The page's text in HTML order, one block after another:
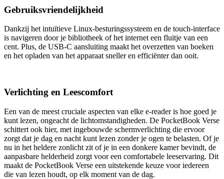
Gebruiksvriendelijkheid
Dankzij het intuïtieve Linux-besturingssysteem en de touch-interface
is navigeren door je bibliotheek of het internet een fluitje van een
cent. Plus, de USB-C aansluiting maakt het overzetten van boeken
en het opladen van het apparaat sneller en efficiënter dan ooit.
Verlichting en Leescomfort
Een van de meest cruciale aspecten van elke e-reader is hoe goed je
kunt lezen, ongeacht de lichtomstandigheden. De PocketBook Verse
schittert ook hier, met ingebouwde schermverlichting die ervoor
zorgt dat je dag en nacht kunt lezen zonder je ogen te belasten. Of je
nu in het heldere zonlicht zit of je in een donkere kamer bevindt, de
aanpasbare helderheid zorgt voor een comfortabele leeservaring. Dit
maakt de PocketBook Verse een uitstekende keuze voor iedereen
die van lezen houdt, op elk moment van de dag.